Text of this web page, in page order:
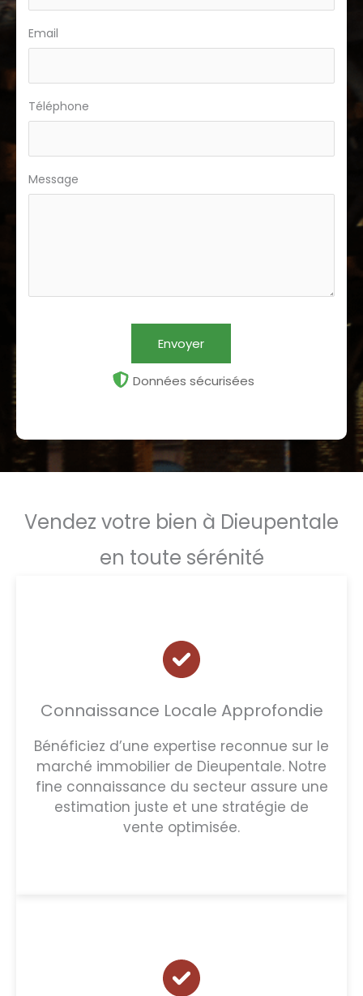
Email
Téléphone
Message
Envoyer
Données sécurisées
Vendez votre bien à Dieupentale
en toute sérénité
Connaissance Locale Approfondie
Bénéficiez d’une expertise reconnue sur le
marché immobilier de Dieupentale. Notre
fine connaissance du secteur assure une
estimation juste et une stratégie de
vente optimisée.